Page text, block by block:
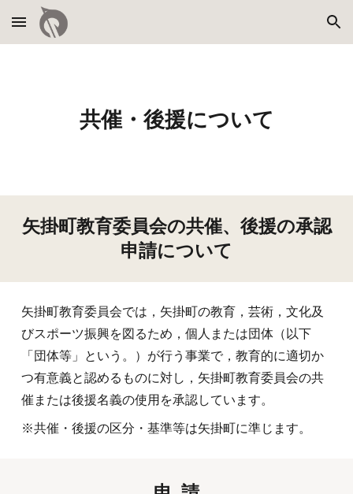
Skip to main content Skip to navigation
共催・後援について
矢掛町教育委員会の共催、後援の承認
申請について
矢掛町教育委員会では ， 矢掛町の教育 ，芸術 ，文化及
びスポーツ振興を図るため ，個人または団体（以下
「団体等」という。）が行う事業で，教育的に適切か
つ有意義と認めるものに対し ， 矢掛町教育委員会の共
催または後援名義の使用を承認しています。
※共催・後援の区分・基準等は矢掛町に準じます。